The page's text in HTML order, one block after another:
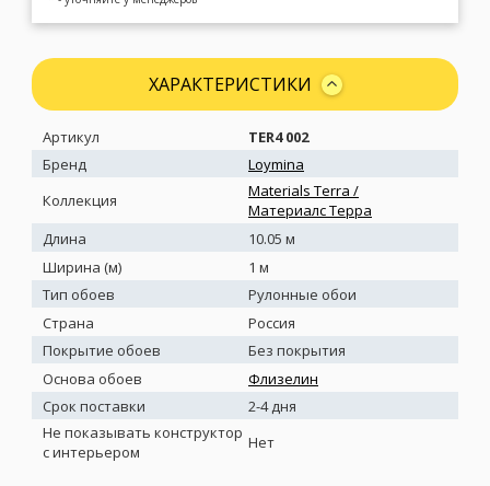
ХАРАКТЕРИСТИКИ
Артикул
TER4 002
Бренд
Loymina
Коллекция
Materials Terra /
Материалс Терра
Длина
10.05 м
Ширина (м)
1 м
Тип обоев
Рулонные обои
Страна
Россия
Покрытие обоев
Без покрытия
Основа обоев
Флизелин
Срок поставки
2-4 дня
Не показывать конструктор
с интерьером
Нет